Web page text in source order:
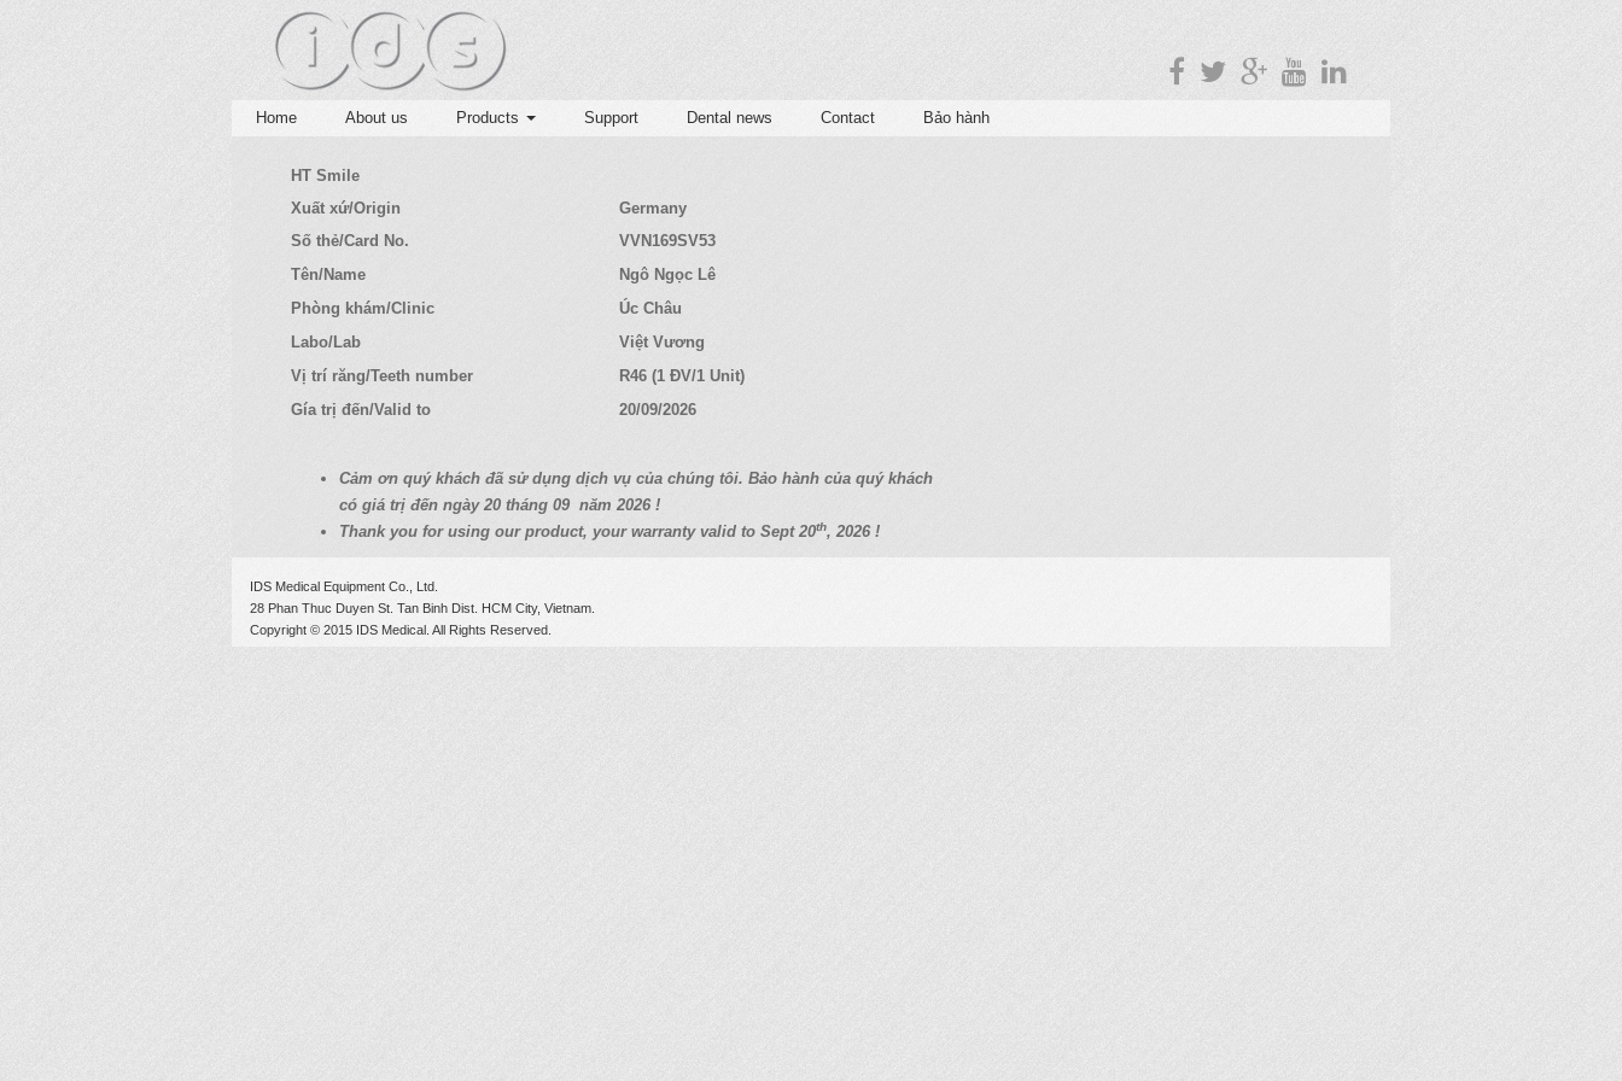
Home About us Products Support Dental news Contact Bảo hành
HT Smile
Xuất xứ/Origin
Germany
Số thẻ/Card No.
VVN169SV53
Tên/Name
Ngô Ngọc Lê
Phòng khám/Clinic
Úc Châu
Labo/Lab
Việt Vương
Vị trí răng/Teeth number
R46 (1 ĐV/1 Unit)
Gía trị đến/Valid to
20/09/2026
Cảm ơn quý khách đã sử dụng dịch vụ của chúng tôi. Bảo hành của quý khách
có giá trị đến ngày 20 tháng 09 năm 2026 !
Thank you for using our product, your warranty valid to Sept 20th, 2026 !
IDS Medical Equipment Co., Ltd.
28 Phan Thuc Duyen St. Tan Binh Dist. HCM City, Vietnam.
Copyright © 2015 IDS Medical. All Rights Reserved.